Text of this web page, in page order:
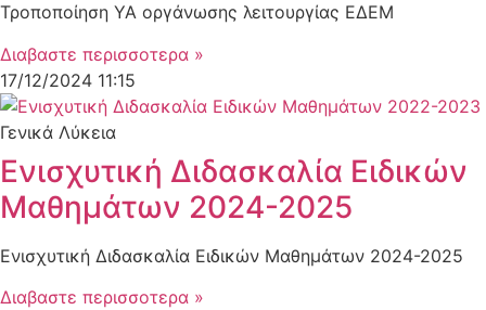
Τροποποίηση ΥΑ οργάνωσης λειτουργίας ΕΔΕΜ
Διαβαστε περισσοτερα »
17/12/2024 11:15
Γενικά Λύκεια
Ενισχυτική Διδασκαλία Ειδικών
Μαθημάτων 2024-2025
Ενισχυτική Διδασκαλία Ειδικών Μαθημάτων 2024-2025
Διαβαστε περισσοτερα »